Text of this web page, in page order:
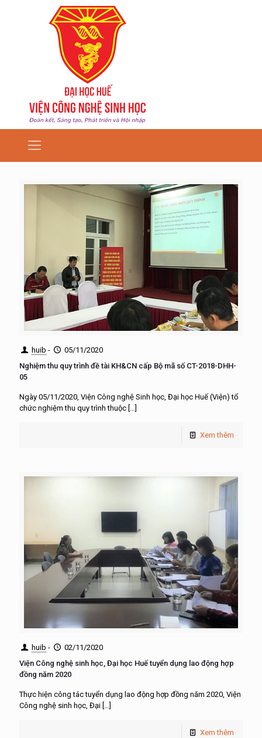
huib -
05/11/2020
Nghiệm thu quy trình đề tài KH&CN cấp Bộ mã số CT-2018-DHH-
05
Ngày 05/11/2020, Viện Công nghệ Sinh học, Đại học Huế (Viện) tổ
chức nghiệm thu quy trình thuộc […]
Xem thêm
huib -
02/11/2020
Viện Công nghệ sinh học, Đại học Huế tuyển dụng lao động hợp
đồng năm 2020
Thực hiện công tác tuyển dụng lao động hợp đồng năm 2020, Viện
Công nghệ sinh học, Đại […]
Xem thêm